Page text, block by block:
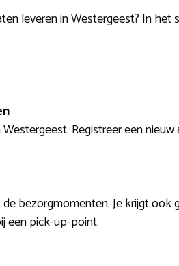
leveren in Westergeest? In
Registreer een
bezorgmomenten. Je krijgt
een pick-up-point.